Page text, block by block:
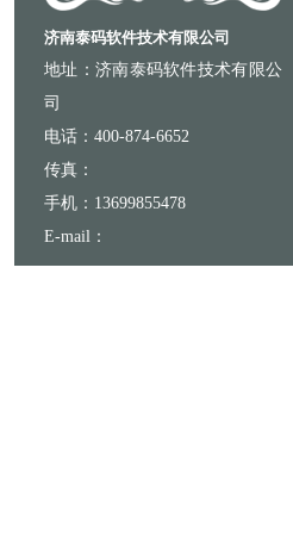
济南泰码软件技术有限公司
地址：济南泰码软件技术有限公
司
电话：400-874-6652
传真：
手机：13699855478
E-mail：